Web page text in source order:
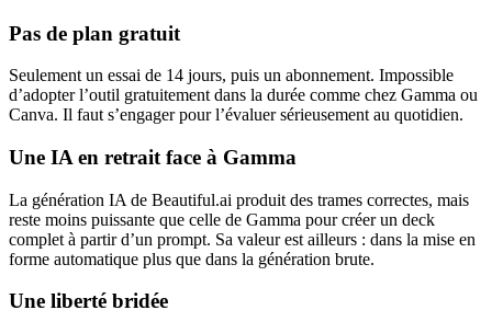
Pas de plan gratuit
Seulement un essai de 14 jours, puis un abonnement. Impossible
d’adopter l’outil gratuitement dans la durée comme chez Gamma ou
Canva. Il faut s’engager pour l’évaluer sérieusement au quotidien.
Une IA en retrait face à Gamma
La génération IA de Beautiful.ai produit des trames correctes, mais
reste moins puissante que celle de Gamma pour créer un deck
complet à partir d’un prompt. Sa valeur est ailleurs : dans la mise en
forme automatique plus que dans la génération brute.
Une liberté bridée